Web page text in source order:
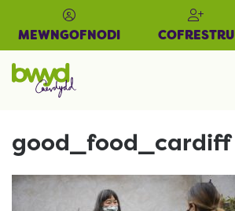
MEWNGOFNODI COFRESTRU
good_food_cardiff